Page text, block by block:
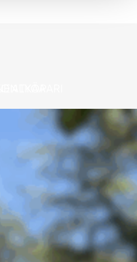
TYÖPARI
ALKAA